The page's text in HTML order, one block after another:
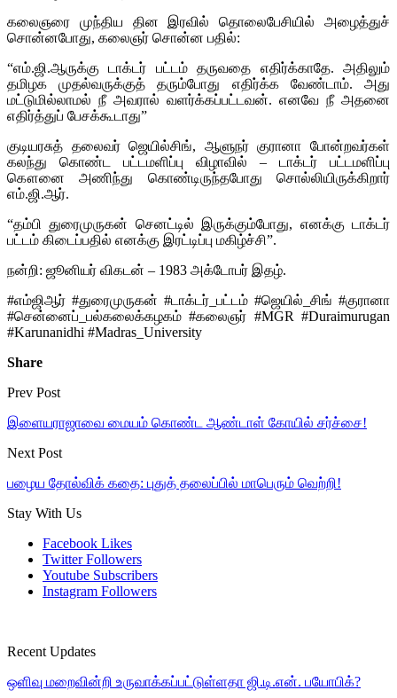
கலைஞரை முந்திய தின இரவில் தொலைபேசியில் அழைத்துச்
சொன்னபோது, கலைஞர் சொன்ன பதில்:
“எம்.ஜி.ஆருக்கு டாக்டர் பட்டம் தருவதை எதிர்க்காதே. அதிலும்
தமிழக முதல்வருக்குத் தரும்போது எதிர்க்க வேண்டாம். அது
மட்டுமில்லாமல் நீ அவரால் வளர்க்கப்பட்டவன். எனவே நீ அதனை
எதிர்த்துப் பேசக்கூடாது”
குடியரசுத் தலைவர் ஜெயில்சிங், ஆளுநர் குரானா போன்றவர்கள்
கலந்து கொண்ட பட்டமளிப்பு விழாவில் – டாக்டர் பட்டமளிப்பு
கௌனை அணிந்து கொண்டிருந்தபோது சொல்லியிருக்கிறார்
எம்.ஜி.ஆர்.
“தம்பி துரைமுருகன் செனட்டில் இருக்கும்போது, எனக்கு டாக்டர்
பட்டம் கிடைப்பதில் எனக்கு இரட்டிப்பு மகிழ்ச்சி”.
நன்றி: ஜூனியர் விகடன் – 1983 அக்டோபர் இதழ்.
#எம்ஜிஆர் #துரைமுருகன் #டாக்டர்_பட்டம் #ஜெயில்_சிங் #குரானா
#சென்னைப்_பல்கலைக்கழகம் #கலைஞர் #MGR #Duraimurugan
#Karunanidhi #Madras_University
Share
Prev Post
இளையராஜாவை மையம் கொண்ட ஆண்டாள் கோயில் சர்ச்சை!
Next Post
பழைய தோல்விக் கதை: புதுத் தலைப்பில் மாபெரும் வெற்றி!
Stay With Us
Facebook Likes
Twitter Followers
Youtube Subscribers
Instagram Followers
Recent Updates
ஒளிவு மறைவின்றி உருவாக்கப்பட்டுள்ளதா ஜி.டி.என். பயோபிக்?